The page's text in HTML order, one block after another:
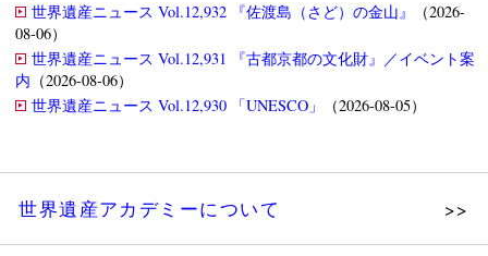
世界遺産ニュース Vol.12,932 『佐渡島（さど）の金山』
（2026-
08-06）
世界遺産ニュース Vol.12,931 『古都京都の文化財』／イベント案
内 （2026-08-06）
世界遺産ニュース Vol.12,930 「UNESCO」
（2026-08-05）
世界遺産アカデミーについて